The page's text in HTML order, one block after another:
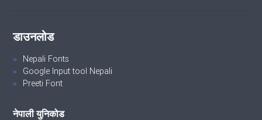
डाउनलोड
Nepali Fonts
Google Input tool Nepali
Preeti Font
नेपाली युनिकोड